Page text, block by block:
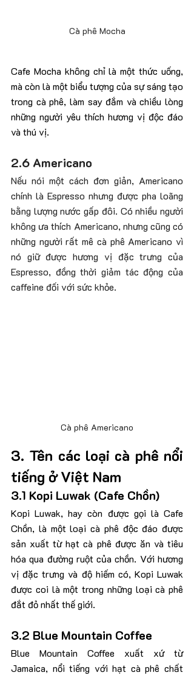
Cà phê Mocha
Cafe Mocha không chỉ là một thức uống,
mà còn là một biểu tượng của sự sáng tạo
trong cà phê, làm say đắm và chiều lòng
những người yêu thích hương vị độc đáo
và thú vị.
2.6 Americano
Nếu nói một cách đơn giản, Americano
chính là Espresso nhưng được pha loãng
bằng lượng nước gấp đôi. Có nhiều người
không ưa thích Americano, nhưng cũng có
những người rất mê cà phê Americano vì
nó giữ được hương vị đặc trưng của
Espresso, đồng thời giảm tác động của
caffeine đối với sức khỏe.
Cà phê Americano
3. Tên các loại cà phê nổi
tiếng ở Việt Nam
3.1 Kopi Luwak (Cafe Chồn)
Kopi Luwak, hay còn được gọi là Cafe
Chồn, là một loại cà phê độc đáo được
sản xuất từ hạt cà phê được ăn và tiêu
hóa qua đường ruột của chồn. Với hương
vị đặc trưng và độ hiếm có, Kopi Luwak
được coi là một trong những loại cà phê
đắt đỏ nhất thế giới.
3.2 Blue Mountain Coffee
Blue Mountain Coffee xuất xứ từ
Jamaica, nổi tiếng với hạt cà phê chất